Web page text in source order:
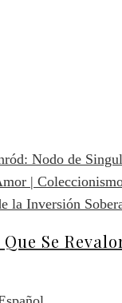
Se